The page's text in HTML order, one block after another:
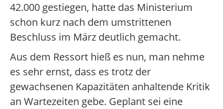
42.000 gestiegen, hatte das Ministerium
schon kurz nach dem umstrittenen
Beschluss im März deutlich gemacht.
Aus dem Ressort hieß es nun, man nehme
es sehr ernst, dass es trotz der
gewachsenen Kapazitäten anhaltende Kritik
an Wartezeiten gebe. Geplant sei eine